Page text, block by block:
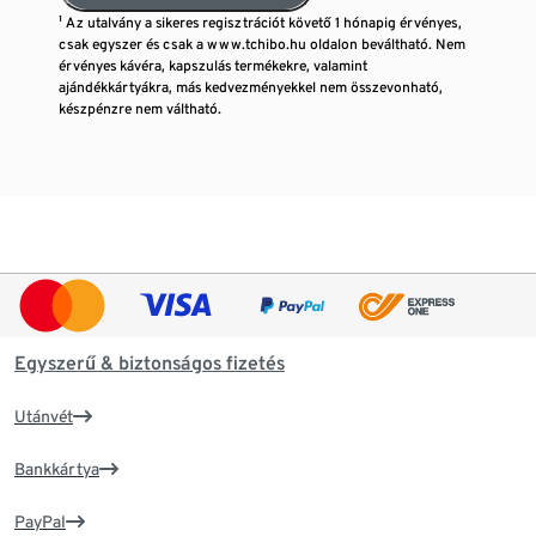
¹ Az utalvány a sikeres regisztrációt követő 1 hónapig érvényes,
csak egyszer és csak a www.tchibo.hu oldalon beváltható. Nem
érvényes kávéra, kapszulás termékekre, valamint
ajándékkártyákra, más kedvezményekkel nem összevonható,
készpénzre nem váltható.
Egyszerű & biztonságos fizetés
Utánvét
Bankkártya
PayPal